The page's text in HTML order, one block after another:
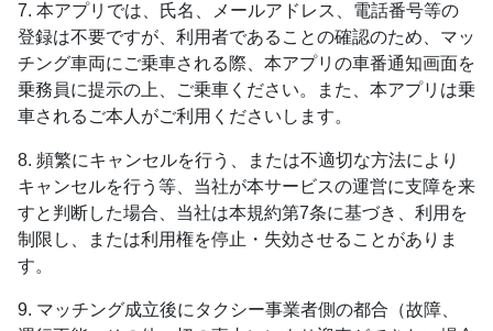
7. 本アプリでは、氏名、メールアドレス、電話番号等の
登録は不要ですが、利用者であることの確認のため、マッ
チング車両にご乗車される際、本アプリの車番通知画面を
乗務員に提示の上、ご乗車ください。また、本アプリは乗
車されるご本人がご利用くださいします。
8. 頻繁にキャンセルを行う、または不適切な方法により
キャンセルを行う等、当社が本サービスの運営に支障を来
すと判断した場合、当社は本規約第7条に基づき、利用を
制限し、または利用権を停止・失効させることがありま
す。
9. マッチング成立後にタクシー事業者側の都合（故障、